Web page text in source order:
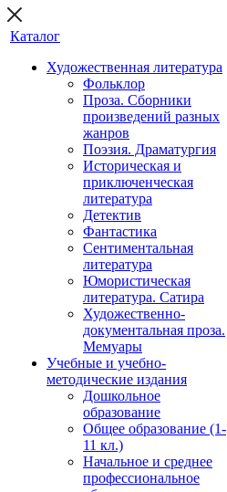
Каталог
Художественная литература
Фольклор
Проза. Сборники
произведений разных
жанров
Поэзия. Драматургия
Историческая и
приключенческая
литература
Детектив
Фантастика
Сентиментальная
литература
Юмористическая
литература. Сатира
Художественно-
документальная проза.
Мемуары
Учебные и учебно-
методические издания
Дошкольное
образование
Общее образование (1-
11 кл.)
Начальное и среднее
профессиональное